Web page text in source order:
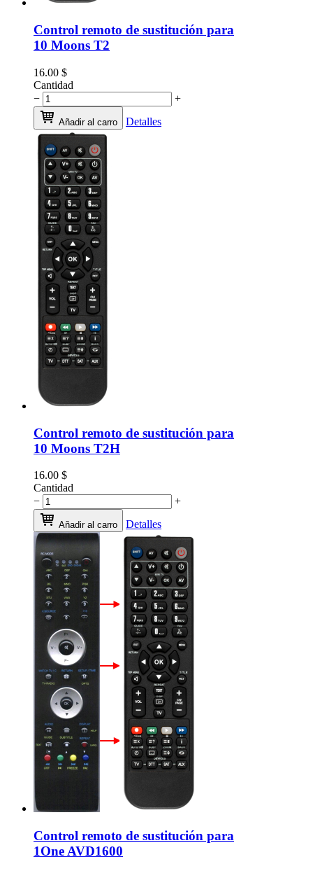
Control remoto de sustitución para
10 Moons T2
16.00 $
Cantidad
−
+
Añadir al carro Detalles
Control remoto de sustitución para
10 Moons T2H
16.00 $
Cantidad
−
+
Añadir al carro Detalles
Control remoto de sustitución para
1One AVD1600